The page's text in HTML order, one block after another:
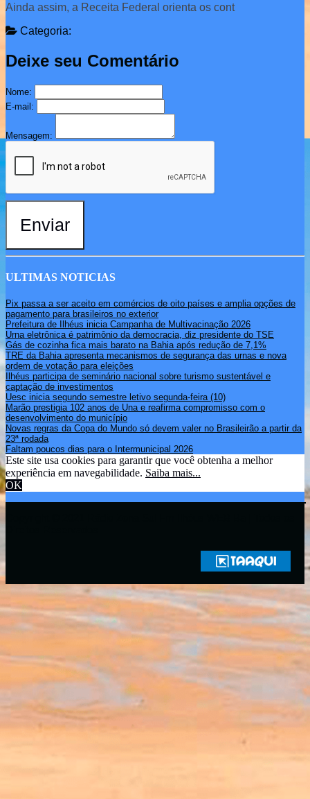
Ainda assim, a Receita Federal orienta os cont
Categoria:
Deixe seu Comentário
Nome:
E-mail:
Mensagem:
Enviar
ULTIMAS NOTICIAS
Pix passa a ser aceito em comércios de oito países e amplia opções de
pagamento para brasileiros no exterior
Prefeitura de Ilhéus inicia Campanha de Multivacinação 2026
Urna eletrônica é patrimônio da democracia, diz presidente do TSE
Gás de cozinha fica mais barato na Bahia após redução de 7,1%
TRE da Bahia apresenta mecanismos de segurança das urnas e nova
ordem de votação para eleições
Ilhéus participa de seminário nacional sobre turismo sustentável e
captação de investimentos
Uesc inicia segundo semestre letivo segunda-feira (10)
Marão prestigia 102 anos de Una e reafirma compromisso com o
desenvolvimento do município
Novas regras da Copa do Mundo só devem valer no Brasileirão a partir da
23ª rodada
Faltam poucos dias para o Intermunicipal 2026
Este site usa cookies para garantir que você obtenha a melhor
experiência em navegabilidade. Saiba mais...
OK